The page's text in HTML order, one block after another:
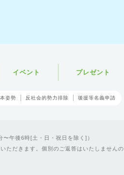
イベント プレゼント
姿勢 反社会的勢力排除 後援等名義申請
午後6時[土・日・祝日を除く]）
ただきます。個別のご返答はいたしませんの